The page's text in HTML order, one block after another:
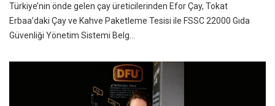
Türkiye’nin önde gelen çay üreticilerinden Efor Çay, Tokat
Erbaa’daki Çay ve Kahve Paketleme Tesisi ile FSSC 22000 Gıda
Güvenliği Yönetim Sistemi Belg...